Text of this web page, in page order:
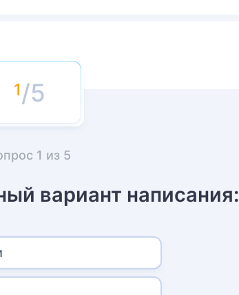
/5
1 из 5
вариант написания: